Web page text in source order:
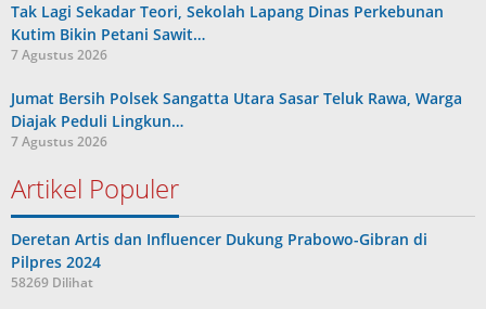
Tak Lagi Sekadar Teori, Sekolah Lapang Dinas Perkebunan
Kutim Bikin Petani Sawit…
7 Agustus 2026
Jumat Bersih Polsek Sangatta Utara Sasar Teluk Rawa, Warga
Diajak Peduli Lingkun…
7 Agustus 2026
Artikel Populer
Deretan Artis dan Influencer Dukung Prabowo-Gibran di
Pilpres 2024
58269 Dilihat